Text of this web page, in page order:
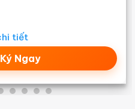
📝Đăng Ký